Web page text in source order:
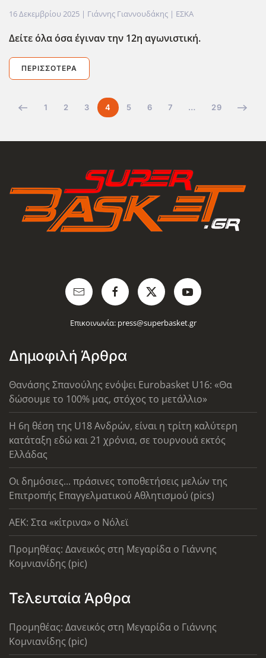
16 Δεκεμβρίου 2025 | Γιάννης Γιαννουδάκης | ΕΣΚΑ
Δείτε όλα όσα ΄έγιναν την 12η αγωνιστική.
ΠΕΡΙΣΣΌΤΕΡΑ
1 2 3 4 5 6 7 … 29
Επικοινωνία: press@superbasket.gr
Δημοφιλή Άρθρα
Θανάσης Σπανούλης ενόψει Eurobasket U16: «Θα
δώσουμε το 100% μας, στόχος το μετάλλιο»
Η 6η θέση της U18 Ανδρών, είναι η τρίτη καλύτερη
κατάταξη εδώ και 21 χρόνια, σε τουρνουά εκτός
Ελλάδας
Οι δημόσιες... πράσινες τοποθετήσεις μελών της
Επιτροπής Επαγγελματικού Αθλητισμού (pics)
AEK: Στα «κίτρινα» ο Νόλεϊ
Προμηθέας: Δανεικός στη Μεγαρίδα ο Γιάννης
Κομνιανίδης (pic)
Τελευταία Άρθρα
Προμηθέας: Δανεικός στη Μεγαρίδα ο Γιάννης
Κομνιανίδης (pic)